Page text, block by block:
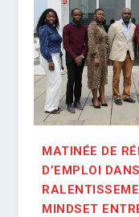
MATINÉE DE
D’EMPLOI
MINDSET